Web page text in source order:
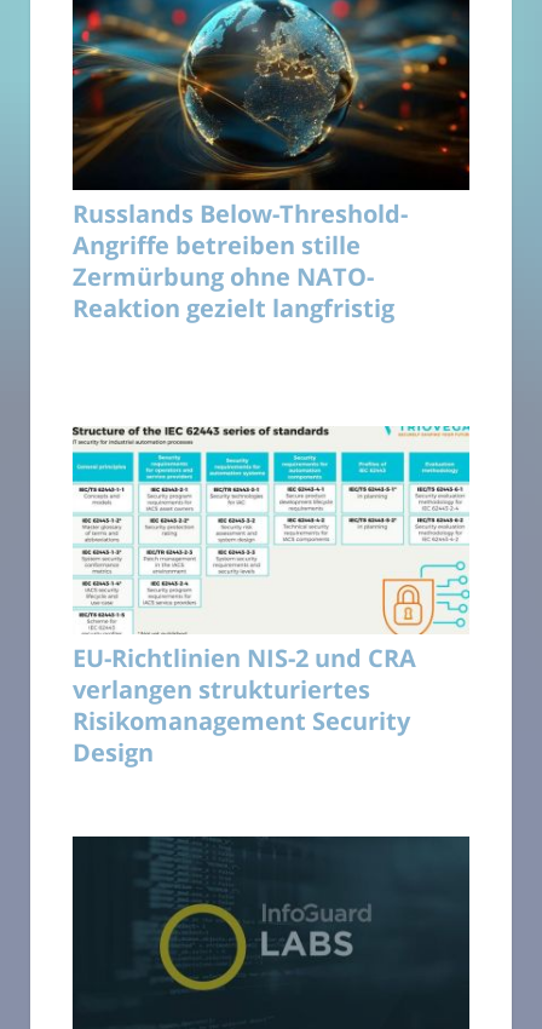
Russlands Below-Threshold-
Angriffe betreiben stille
Zermürbung ohne NATO-
Reaktion gezielt langfristig
EU-Richtlinien NIS-2 und CRA
verlangen strukturiertes
Risikomanagement Security
Design